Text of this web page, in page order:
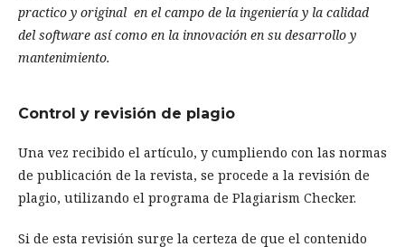
practico y original en el campo de la ingeniería y la calidad
del software así como en la innovación en su desarrollo y
mantenimiento.
Control y revisión de plagio
Una vez recibido el artículo, y cumpliendo con las normas
de publicación de la revista, se procede a la revisión de
plagio, utilizando el programa de Plagiarism Checker.
Si de esta revisión surge la certeza de que el contenido